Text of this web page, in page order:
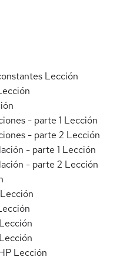
Lección
- parte 1 Lección
- parte 2 Lección
- parte 1 Lección
- parte 2 Lección
Lección
Lección
Lección
Lección